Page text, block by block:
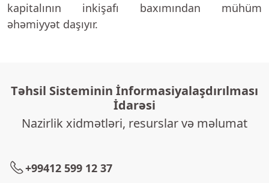
kapitalının inkişafı baxımından mühüm
əhəmiyyət daşıyır.
Təhsil Sisteminin İnformasiyalaşdırılması
İdarəsi
Nazirlik xidmətləri, resurslar və məlumat
+99412 599 12 37